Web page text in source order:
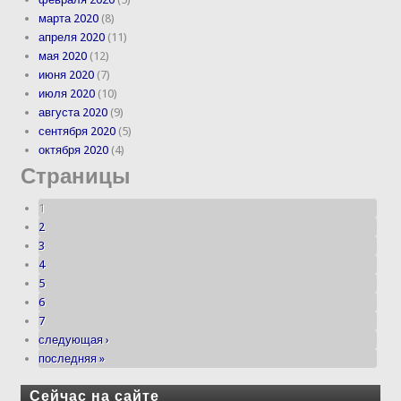
марта 2020 (8)
апреля 2020 (11)
мая 2020 (12)
июня 2020 (7)
июля 2020 (10)
августа 2020 (9)
сентября 2020 (5)
октября 2020 (4)
Страницы
1
2
3
4
5
6
7
следующая ›
последняя »
Сейчас на сайте